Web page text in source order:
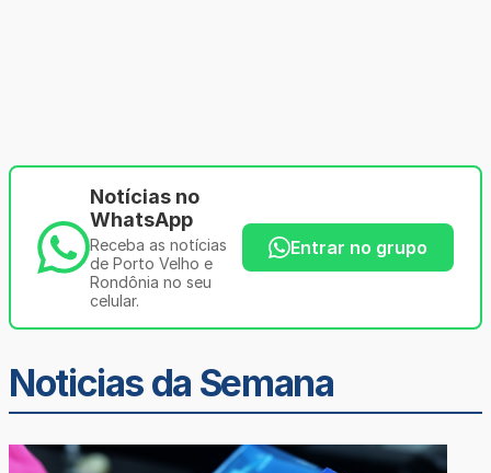
Notícias no
WhatsApp
Receba as notícias
de Porto Velho e
Rondônia no seu
celular.
Entrar no grupo
Noticias da Semana